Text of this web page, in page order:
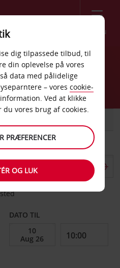
Menu
DATO TIL
dig tilpassede tilbud, til
din oplevelse på vores
data med pålidelige
– vores cookie-
Ved at klikke
du vores brug af cookies.
PRÆFERENCER
OG LUK